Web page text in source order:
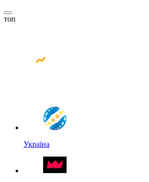
топ
Україна